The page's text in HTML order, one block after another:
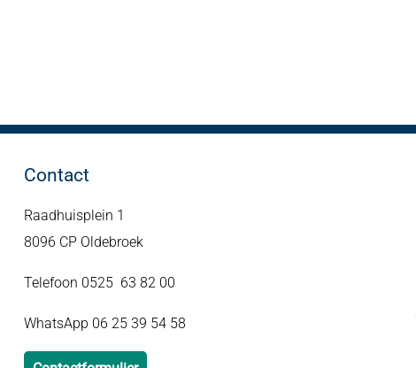
Contact
Raadhuisplein 1
8096 CP Oldebroek
Telefoon 0525 63 82 00
WhatsApp 06 25 39 54 58